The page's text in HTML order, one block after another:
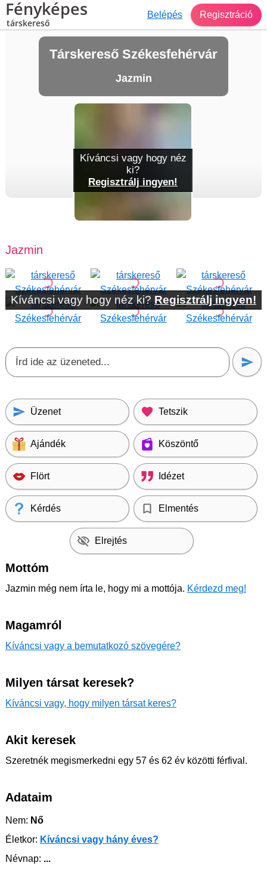
Fényképes
társkereső
Belépés Regisztráció
Társkereső Székesfehérvár
Jazmin
Jazmin
Kíváncsi vagy hogy néz ki?Regisztrálj ingyen!
Üzenet Tetszik
Ajándék Köszöntő
Flört Idézet
Kérdés Elmentés
Elrejtés
Mottóm
Jazmin még nem írta le, hogy mi a mottója. Kérdezd meg!
Magamról
Kíváncsi vagy a bemutatkozó szövegére?
Milyen társat keresek?
Kíváncsi vagy, hogy milyen társat keres?
Akit keresek
Szeretnék megismerkedni egy 57 és 62 év közötti férfival.
Adataim
Nem: Nő
Életkor: Kíváncsi vagy hány éves?
Névnap: ...
Kíváncsi vagy hogy néz
ki?
Regisztrálj ingyen!